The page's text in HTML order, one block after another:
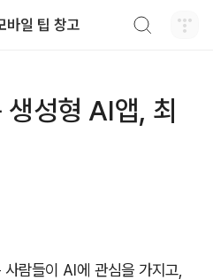
바일 팁 창고
성형 AI앱, 최
람들이 AI에 관심을 가지고,